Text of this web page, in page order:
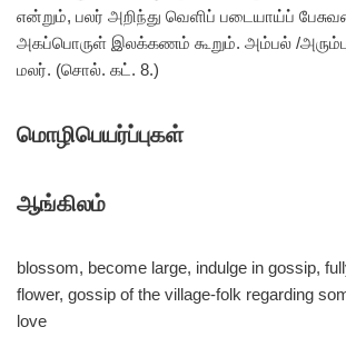
என்றும், பலர் அறிந்து வெளிப் படையாய்ப்
அகப்பொருள் இலக்கணம் கூறும். அம்பல் /
மலர். (சொல். கட். 8.)
மொழிபெயர்ப்புகள்
ஆங்கிலம்
blossom, become large, indulge in gossip,
flower, gossip of the village-folk regarding
love